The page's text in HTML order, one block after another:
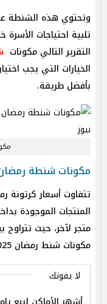
وتحتوي هذه الشنطة
تلبية احتياجات الأسرة
التقرير التالي مكونات
الخيارات التي يجب
بأفضل طريقة.
مكونات شنطة رمضان
تتفاوت أسعار كرتونة
المنتجات الموجودة
مكونات شنط رمضان 2025 في الأسواق:
لا يفوتك